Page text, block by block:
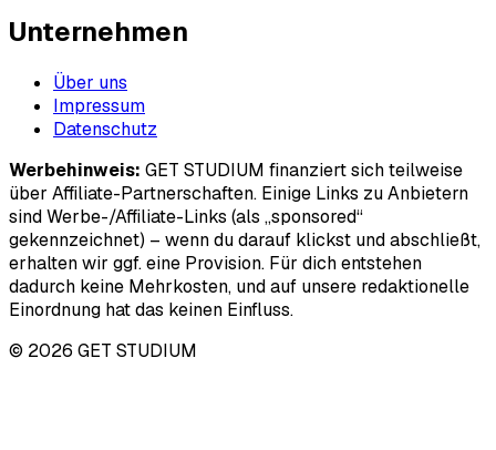
Unternehmen
Über uns
Impressum
Datenschutz
Werbehinweis: GET STUDIUM finanziert sich teilweise
über Affiliate-Partnerschaften. Einige Links zu Anbietern
sind Werbe-/Affiliate-Links (als „sponsored“
gekennzeichnet) – wenn du darauf klickst und abschließt,
erhalten wir ggf. eine Provision. Für dich entstehen
dadurch keine Mehrkosten, und auf unsere redaktionelle
Einordnung hat das keinen Einfluss.
© 2026 GET STUDIUM